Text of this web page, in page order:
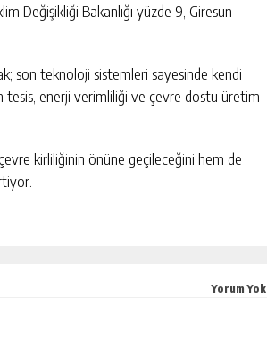
Değişikliği Bakanlığı yüzde 9, Giresun
son teknoloji sistemleri sayesinde kendi
tesis, enerji verimliliği ve çevre dostu üretim
kirliliğinin önüne geçileceğini hem de
Yorum Yok